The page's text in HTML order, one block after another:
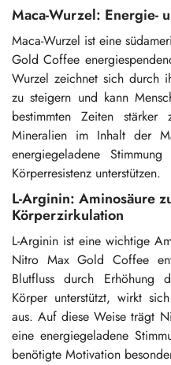
Maca-Wurzel: Energie-
Maca-Wurzel ist eine
Gold Coffee
Wurzel zeichnet sich durch
zu steigern und kann
bestimmten Zeiten
Mineralien im Inhalt der
energiegeladene
Körperresistenz unterstützen.
L-Arginin: Aminosäure
Körperzirkulation
L-Arginin ist eine wichtige
Nitro Max Gold Coffee
Blutfluss durch Erhöhung
Körper unterstützt, wirkt
aus. Auf diese Weise trägt
eine energiegeladene
benötigte Motivation